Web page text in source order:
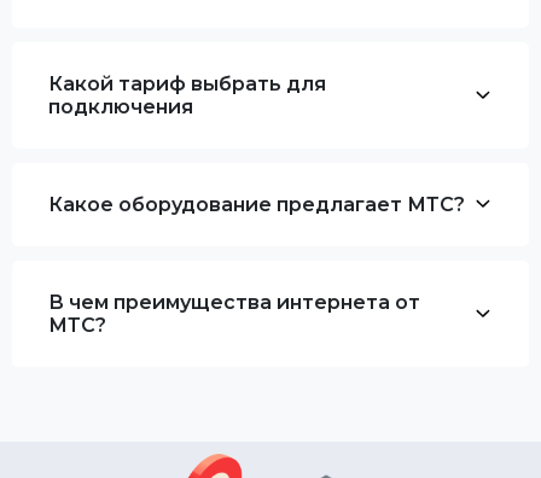
Какой тариф выбрать для
подключения
Какое оборудование предлагает МТС?
В чем преимущества интернета от
МТС?